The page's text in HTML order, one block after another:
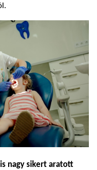
nagy sikert aratott